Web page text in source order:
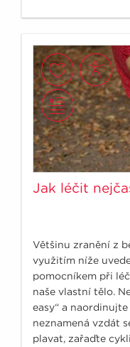
Jak léčit
Většinu zranění z
využitím níže
pomocníkem při
naše vlastní tělo.
easy“ a
neznamená vzdát
plavat, zařaďte